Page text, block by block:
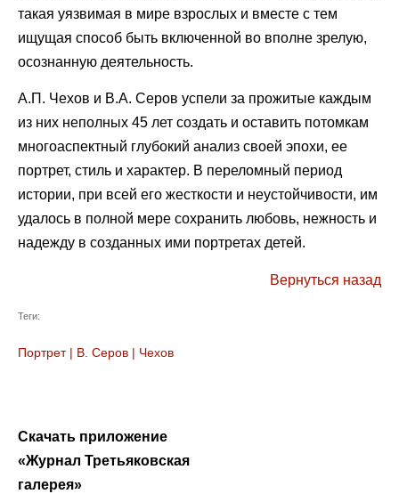
такая уязвимая в мире взрослых и вместе с тем
ищущая способ быть включенной во вполне зрелую,
осознанную деятельность.
А.П. Чехов и В.А. Серов успели за прожитые каждым
из них неполных 45 лет создать и оставить потомкам
многоаспектный глубокий анализ своей эпохи, ее
портрет, стиль и характер. В переломный период
истории, при всей его жесткости и неустойчивости, им
удалось в полной мере сохранить любовь, нежность и
надежду в созданных ими портретах детей.
Вернуться назад
Теги:
Портрет| В. Серов | Чехов
Скачать приложение
«Журнал Третьяковская
галерея»